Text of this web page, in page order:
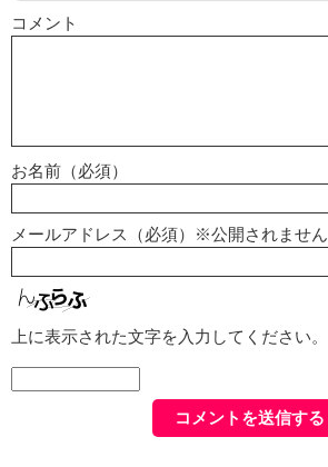
コメント
お名前（必須）
メールアドレス（必須）※公開されません
上に表示された文字を入力してください。